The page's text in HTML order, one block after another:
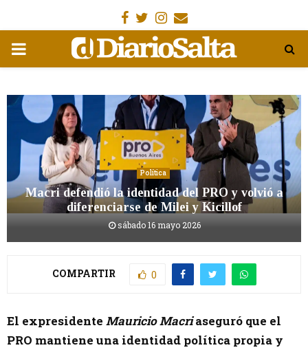
Facebook
Gorjeo
Instagram
Email
MENÚ
Política
Macri defendió la identidad del PRO y volvió a
diferenciarse de Milei y Kicillof
sábado 16 mayo 2026
COMPARTIR 0
El expresidente MauricioMacriaseguró que el
PRO mantiene una identidad política propia y